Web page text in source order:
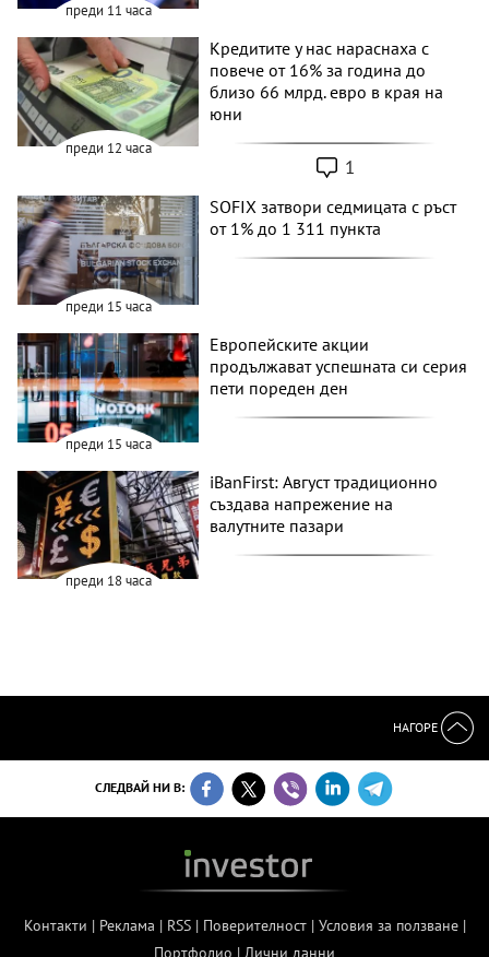
преди 11 часа
преди 12 часа
Кредитите у нас нараснаха с
повече от 16% за година до
близо 66 млрд. евро в края на
юни
1
преди 15 часа
SOFIX затвори седмицата с ръст
от 1% до 1 311 пункта
преди 15 часа
Европейските акции
продължават успешната си серия
пети пореден ден
преди 18 часа
iBanFirst: Август традиционно
създава напрежение на
валутните пазари
НАГОРЕ
СЛЕДВАЙ НИ В:
Контакти | Реклама | RSS| Поверителност| Условия за ползване|
Портфолио | Лични данни